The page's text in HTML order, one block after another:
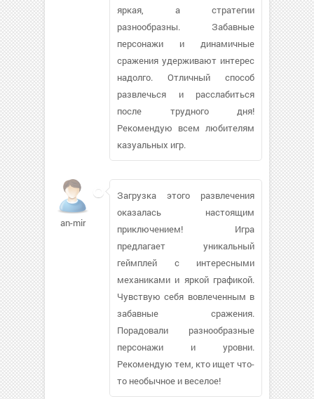
яркая, а стратегии
разнообразны. Забавные
персонажи и динамичные
сражения удерживают интерес
надолго. Отличный способ
развлечься и расслабиться
после трудного дня!
Рекомендую всем любителям
казуальных игр.
an-mir
Загрузка этого развлечения
оказалась настоящим
приключением! Игра
предлагает уникальный
геймплей с интересными
механиками и яркой графикой.
Чувствую себя вовлеченным в
забавные сражения.
Порадовали разнообразные
персонажи и уровни.
Рекомендую тем, кто ищет что-
то необычное и веселое!